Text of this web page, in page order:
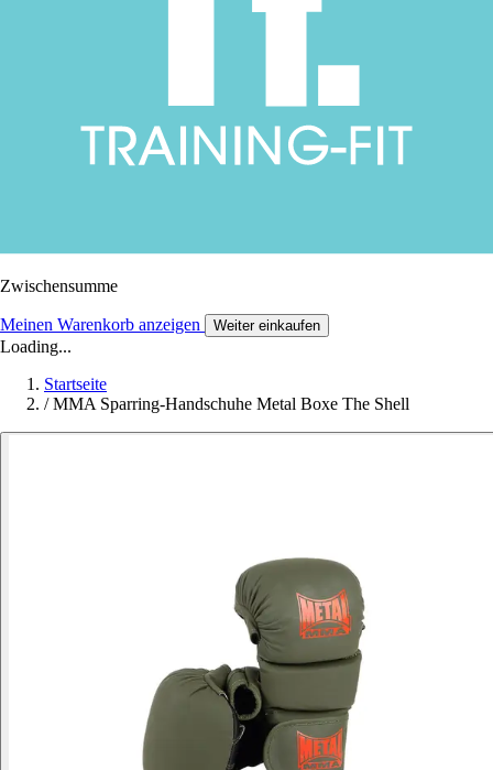
Zwischensumme
Meinen Warenkorb anzeigen Weiter einkaufen
Loading...
Startseite
/ MMA Sparring-Handschuhe Metal Boxe The Shell